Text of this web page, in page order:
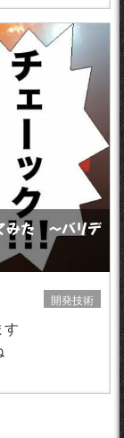
みた 〜バリデ
開発技術
す